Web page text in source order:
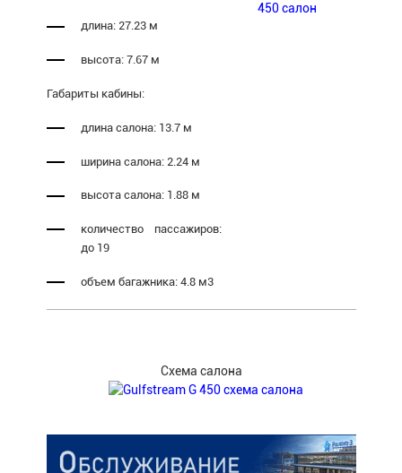
длина: 27.23 м
высота: 7.67 м
Габариты кабины:
длина салона: 13.7 м
ширина салона: 2.24 м
высота салона: 1.88 м
количество пассажиров:
до 19
объем багажника: 4.8 м3
Схема салона